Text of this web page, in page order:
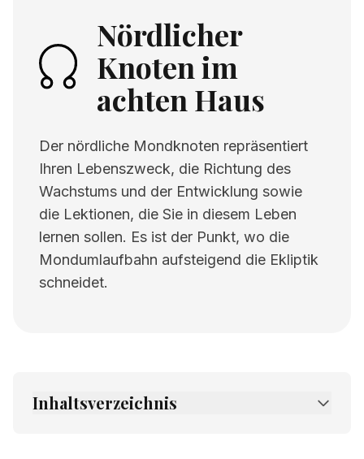
Nördlicher
Knoten im
achten Haus
Der nördliche Mondknoten repräsentiert
Ihren Lebenszweck, die Richtung des
Wachstums und der Entwicklung sowie
die Lektionen, die Sie in diesem Leben
lernen sollen. Es ist der Punkt, wo die
Mondumlaufbahn aufsteigend die Ekliptik
schneidet.
Inhaltsverzeichnis